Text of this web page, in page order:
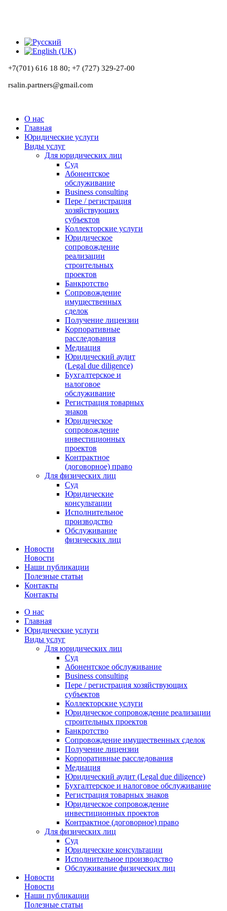
+7(701) 616 18 80; +7 (727) 329-27-00
rsalin.partners@gmail.com
О нас
Главная
Юридические услуги
Виды услуг
Для юридических лиц
Суд
Абонентское
обслуживание
Business consulting
Пере / регистрация
хозяйствующих
субъектов
Коллекторские услуги
Юридическое
сопровождение
реализации
строительных
проектов
Банкротство
Сопровождение
имущественных
сделок
Получение лицензии
Корпоративные
расследования
Медиация
Юридический аудит
(Legal due diligence)
Бухгалтерское и
налоговое
обслуживание
Регистрация товарных
знаков
Юридическое
сопровождение
инвестиционных
проектов
Контрактное
(договорное) право
Для физических лиц
Суд
Юридические
консультации
Исполнительное
производство
Обслуживание
физических лиц
Новости
Новости
Наши публикации
Полезные статьи
Контакты
Контакты
О нас
Главная
Юридические услуги
Виды услуг
Для юридических лиц
Суд
Абонентское обслуживание
Business consulting
Пере / регистрация хозяйствующих
субъектов
Коллекторские услуги
Юридическое сопровождение реализации
строительных проектов
Банкротство
Сопровождение имущественных сделок
Получение лицензии
Корпоративные расследования
Медиация
Юридический аудит (Legal due diligence)
Бухгалтерское и налоговое обслуживание
Регистрация товарных знаков
Юридическое сопровождение
инвестиционных проектов
Контрактное (договорное) право
Для физических лиц
Суд
Юридические консультации
Исполнительное производство
Обслуживание физических лиц
Новости
Новости
Наши публикации
Полезные статьи